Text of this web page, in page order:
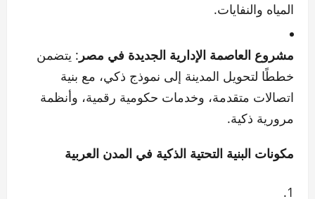
المياه والنفايات.
مشروع العاصمة الإدارية الجديدة في مصر : يتضمن
خططًا لتحويل المدينة إلى نموذج ذكي، مع بنية
اتصالات متقدمة، وخدمات حكومية رقمية، وأنظمة
مرورية ذكية.
مكونات البنية التحتية الذكية في المدن العربية